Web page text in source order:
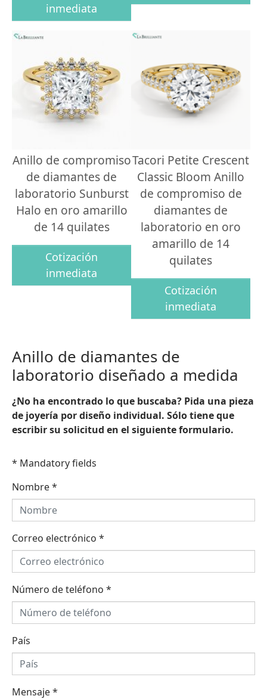
inmediata
Anillo de compromiso
de diamantes de
laboratorio Sunburst
Halo en oro amarillo
de 14 quilates
Cotización
inmediata
Tacori Petite Crescent
Classic Bloom Anillo
de compromiso de
diamantes de
laboratorio en oro
amarillo de 14
quilates
Cotización
inmediata
Anillo de diamantes de
laboratorio diseñado a medida
¿No ha encontrado lo que buscaba? Pida una pieza
de joyería por diseño individual. Sólo tiene que
escribir su solicitud en el siguiente formulario.
* Mandatory fields
Nombre*
Correo electrónico *
Número de teléfono *
País
Mensaje*